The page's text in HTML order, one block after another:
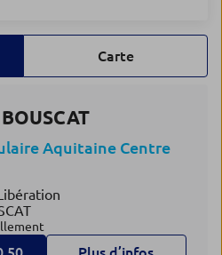
Carte
Aquitaine Centre